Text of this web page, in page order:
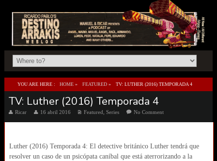
YOU ARE HERE : HOME » FEATURED » TV: LUTHER (2016) TEMPORADA 4
TV: Luther (2016) Temporada 4
Ricar 16 abril 2016 Featured Series No Comment
Luther (2016) Temporada 4: El detective británico Luther tendrá que
resolver un caso de un psicópata caníbal que está aterrorizando a la